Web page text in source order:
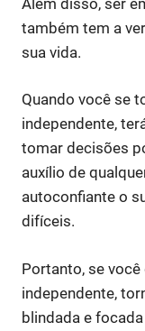
também tem a
sua vida.
Quando você se
independente,
tomar decisões
auxílio de
autoconfiante o
difíceis.
Portanto, se
independente,
blindada e